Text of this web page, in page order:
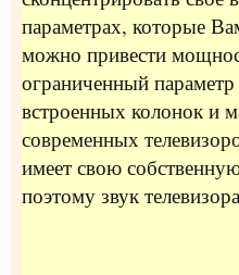
параметрах, которые
можно привести
ограниченный
встроенных колонок и
современных
имеет свою
поэтому звук